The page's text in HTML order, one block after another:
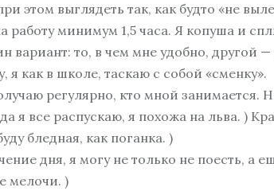
ОТНОШЕНИЙ»
«ЭМОЦИОНАЛЬНОЕ
ВЫГОРАНИЕ: КАК ЖИТЬ
РАДОСТНО ЗДЕСЬ И
СЕЙЧАС»
ОБУЧАЮЩИЙ КУРС
«ПСИХОЛОГИЯ В
ЖИЗНИ»
этом выглядеть так, как будто «не
работу минимум 1,5 часа. Я копуша и
то, в чем мне удобно, другой —
я как в школе, таскаю с собой «сменку».
регулярно, кто мной
я все распускаю, я похожа на льва. )
бледная, как поганка. )
дня, я могу не только не поесть, а
мелочи. )